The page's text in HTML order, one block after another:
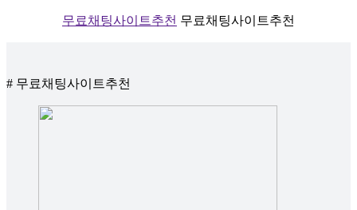
무료채팅사이트추천 무료채팅사이트추천
# 무료채팅사이트추천